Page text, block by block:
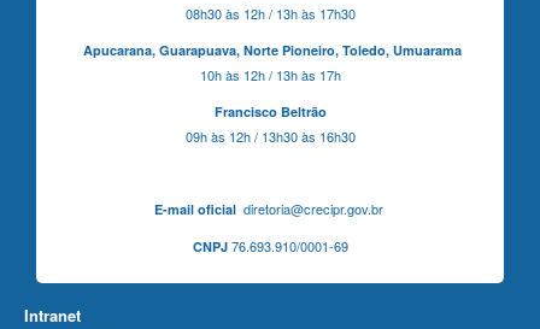
08h30 às 12h / 13h às 17h30
Apucarana, Guarapuava, Norte Pioneiro, Toledo, Umuarama
10h às 12h / 13h às 17h
Francisco Beltrão
09h às 12h / 13h30 às 16h30
E-mail oficialdiretoria@crecipr.gov.br
CNPJ76.693.910/0001-69
Intranet